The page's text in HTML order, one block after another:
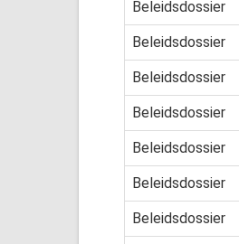
Beleidsdossier
Beleidsdossier
Beleidsdossier
Beleidsdossier
Beleidsdossier
Beleidsdossier
Beleidsdossier